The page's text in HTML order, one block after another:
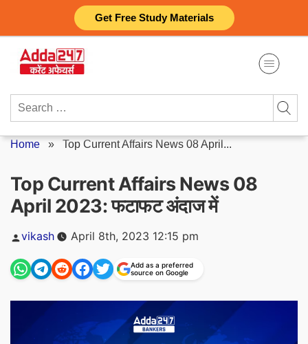
Get Free Study Materials
content
Search
Home » Top Current Affairs News 08 April...
Top Current Affairs News 08
April 2023: फटाफट अंदाज में
Posted
vikash April 8th, 2023 12:15 pm
Add as a preferred
source on Google